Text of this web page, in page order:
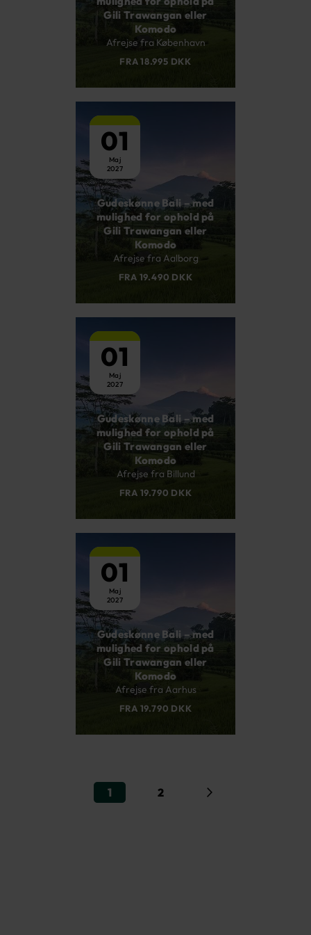
Gili Trawangan eller
Komodo
Afrejse fra København
FRA 18.995 DKK
01
Maj
2027
Gudeskønne Bali – med
mulighed for ophold på
Gili Trawangan eller
Komodo
Afrejse fra Aalborg
FRA 19.490 DKK
01
Maj
2027
Gudeskønne Bali – med
mulighed for ophold på
Gili Trawangan eller
Komodo
Afrejse fra Billund
FRA 19.790 DKK
01
Maj
2027
Gudeskønne Bali – med
mulighed for ophold på
Gili Trawangan eller
Komodo
Afrejse fra Aarhus
FRA 19.790 DKK
1 2